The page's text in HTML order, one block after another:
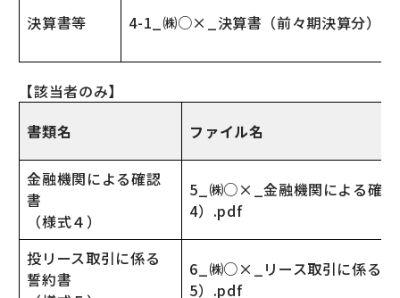
決算書等 4-1_㈱○×_決算書（前々期決算分）
【該当者のみ】
書類名
ファイル名
金融機関による確認
書
（様式４）
5_㈱○×_金融機関による確認
4）.pdf
投リース取引に係る
誓約書
6_㈱○×_リース取引に係る宣
5）.pdf